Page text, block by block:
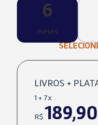
6
meses
LIVROS +
1 + 7x
R$ 189,90